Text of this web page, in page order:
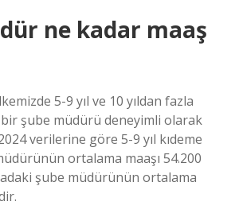
ne kadar maaş
5-9 yıl ve 10 yıldan fazla
şube müdürü deneyimli olarak
verilerine göre 5-9 yıl kıdeme
ortalama maaşı 54.200
şube müdürünün ortalama